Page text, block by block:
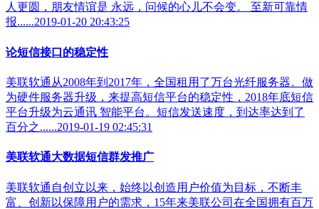
人更圆，朋友情谊是 永远，问候的心儿不会变。 至新可靠情
报......2019-01-20 20:43:25
论短信接口的稳定性
美联软通从2008年到2017年，全国租用了万台光纤服务器。做
为硬件服务器升级，来提高短信平台的稳定性，2018年底短信
平台升级为云通讯 智能平台。短信发送速度，到达率达到了
百分之......2019-01-19 02:45:31
美联软通大数据短信群发推广
美联软通自创立以来，始终以创造用户价值为目标，不断丰
富、创新以保障用户的需求，15年来美联公司在全国拥有百万